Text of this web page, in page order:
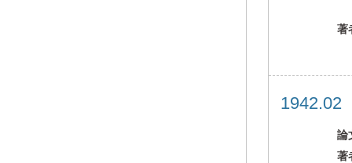
著
論
著